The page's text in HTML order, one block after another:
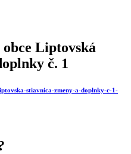
Liptovská
č. 1
stiavnica-zmeny-a-doplnky-c-1-